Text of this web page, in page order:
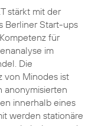
stärkt mit der
Berliner Start-ups
für
im
Die
von Minodes ist
anonymisierten
innerhalb eines
werden stationäre